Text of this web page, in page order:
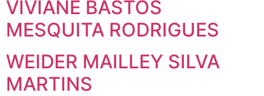
VIVIANE BASTOS
MESQUITA RODRIGUES
WEIDER MAILLEY SILVA
MARTINS